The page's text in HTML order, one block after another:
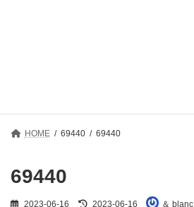
HOME 69440 69440
69440
2023-06-16
最
2023-06-16 ＆ blanc